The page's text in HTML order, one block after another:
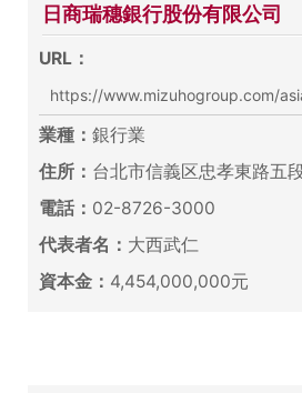
日商瑞穗銀行股份有限公司
URL：
https://www.mizuhogroup.com/
業種： 銀行業
住所： 台北市信義区忠孝東路五
電話： 02-8726-3000
代表者名： 大西武仁
資本金： 4,454,000,000元